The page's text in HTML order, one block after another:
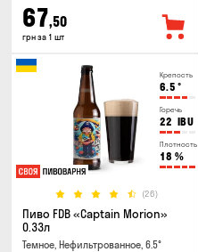
67,50
грн за 1 шт
Крепость
6.5 °
Горечь
22 IBU
Плотность
18 %
(26)
Пиво FDB «Captain Morion»
0.33л
Темное, Нефильтрованное, 6.5°